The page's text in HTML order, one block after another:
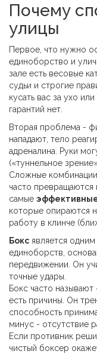
Почему
улицы
Первое, что нужно
единоборство и
зале есть весовые
судьи и строгие
кусать вас за ухо
гарантий нет.
Вторая проблема -
нападают, тело
адреналина. Руки
(«туннельное
Сложные
часто
самые
которые опираются
работу в клинче
Бокс является одним
единоборств,
передвижении . Он
точные удары.
Бокс часто
есть причины. Он
способность
минус - отсутствие
Если противник
чистый боксер